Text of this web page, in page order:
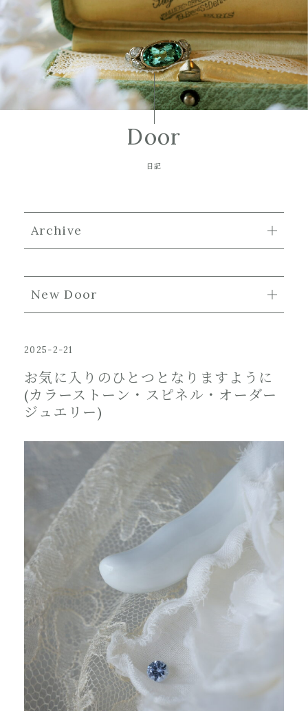
Door
日記
Archive
New Door
2025-2-21
お気に入りのひとつとなりますように
(カラーストーン・スピネル・オーダー
ジュエリー)